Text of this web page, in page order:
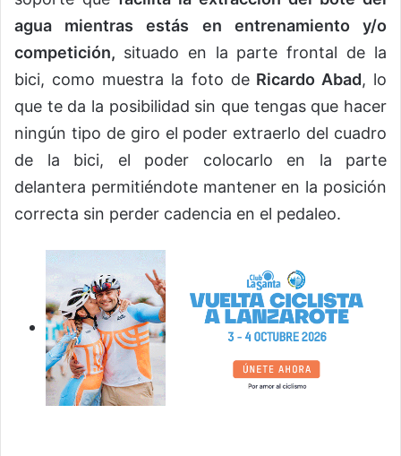
agua mientras estás en entrenamiento y/o
competición, situado en la parte frontal de la
bici, como muestra la foto deRicardo Abad, lo
que te da la posibilidad sin que tengas que hacer
ningún tipo de giro el poder extraerlo del cuadro
de la bici, el poder colocarlo en la parte
delantera permitiéndote mantener en la posición
correcta sin perder cadencia en el pedaleo.